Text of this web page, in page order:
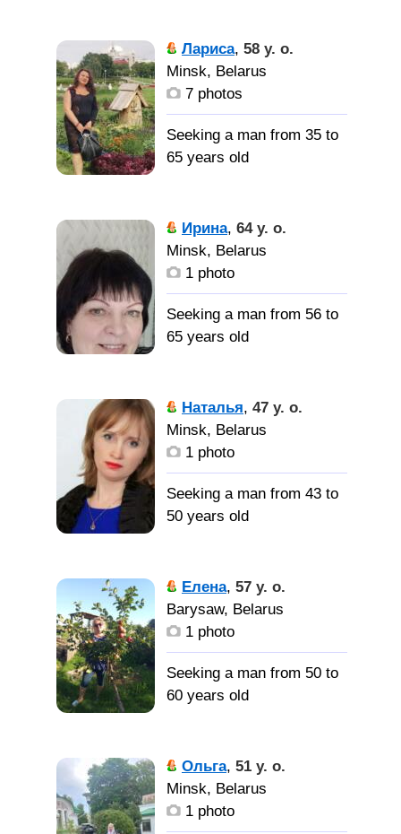
путешествовать, с
активной жизненной
позицией, не
злоупротребляющего
спиртные напитки
мужчину
вспыльчива, слегка
непредсказуема,
увлекающаяся личность.
Лариса, 58 y. o.
Minsk, Belarus
7 photos
Seeking a man from 35 to
65 years old
быть в отношениях...
Интересного умного
свободного
Ирина, 64 y. o.
Minsk, Belarus
1 photo
Seeking a man from 56 to
65 years old
личном общении
для серьёзных
отношения
Наталья, 47 y. o.
Minsk, Belarus
1 photo
Seeking a man from 43 to
50 years old
Общительная, хорошо
готовлю, люблю
животных
Мужчину,
без вредных привычек
Елена, 57 y. o.
Barysaw, Belarus
1 photo
Seeking a man from 50 to
60 years old
Порядочная, заботливая,
уравновешенная, люблю
готовить, домашний уют.
Ольга, 51 y. o.
Minsk, Belarus
1 photo